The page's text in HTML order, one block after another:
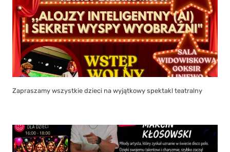
Zapraszamy wszystkie dzieci na wyjątkowy spektakl teatralny